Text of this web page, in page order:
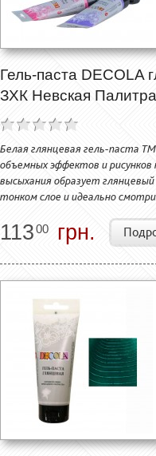
Гель-паста DECOLA
ЗХК Невская Палитра
Белая глянцевая гель-паста
объемных эффектов и
высыхания образует
тонком слое и идеально
11300 грн.